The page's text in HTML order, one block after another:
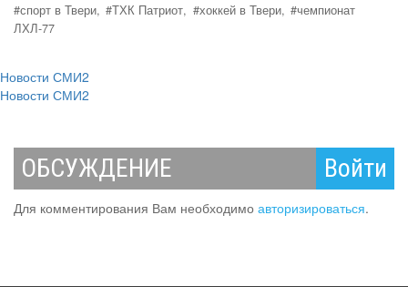
#спорт в Твери, #ТХК Патриот, #хоккей в Твери, #чемпионат
ЛХЛ-77
Новости СМИ2
Новости СМИ2
ОБСУЖДЕНИЕ Войти
Для комментирования Вам необходимо авторизироваться.